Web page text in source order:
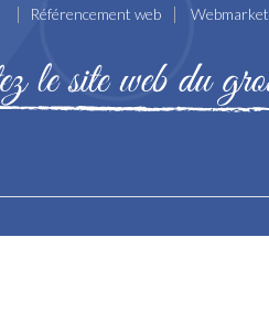
Référencement web